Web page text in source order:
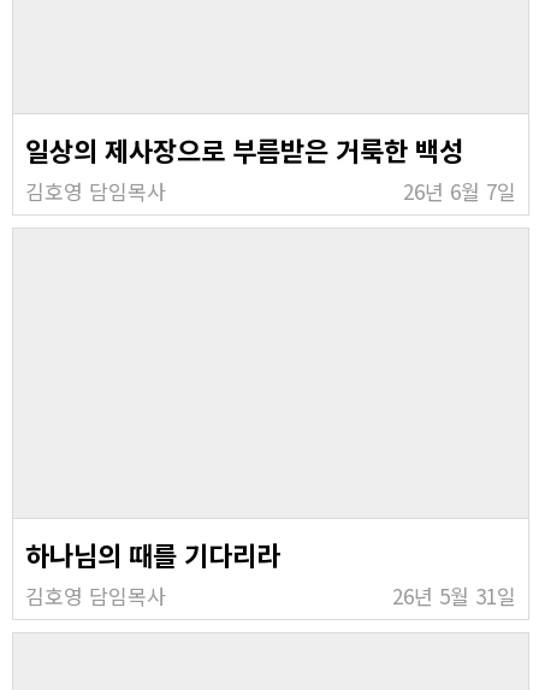
일상의 제사장으로 부름받은 거룩한 백성
김호영 담임목사 26년 6월 7일
하나님의 때를 기다리라
김호영 담임목사 26년 5월 31일